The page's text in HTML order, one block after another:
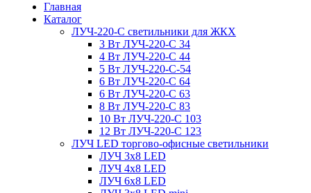
Главная
Каталог
ЛУЧ-220-С светильники для ЖКХ
3 Вт ЛУЧ-220-С 34
4 Вт ЛУЧ-220-С 44
5 Вт ЛУЧ-220-С-54
6 Вт ЛУЧ-220-С 64
6 Вт ЛУЧ-220-С 63
8 Вт ЛУЧ-220-С 83
10 Вт ЛУЧ-220-С 103
12 Вт ЛУЧ-220-С 123
ЛУЧ LED торгово-офисные светильники
ЛУЧ 3х8 LED
ЛУЧ 4х8 LED
ЛУЧ 6х8 LED